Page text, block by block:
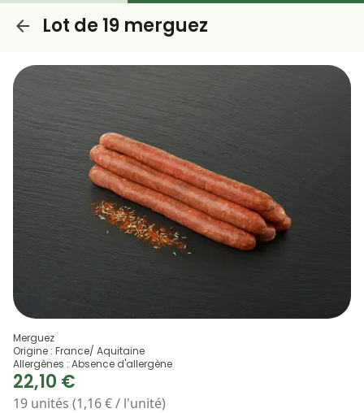
Lot de 19 merguez
Merguez
Origine : France/ Aquitaine
Allergènes : Absence d'allergène
22,10 €
19 unités (1,16 € / l'unité)